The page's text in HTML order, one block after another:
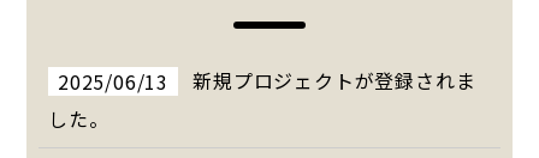
2025/06/13
新規プロジェクトが登録されま
した。